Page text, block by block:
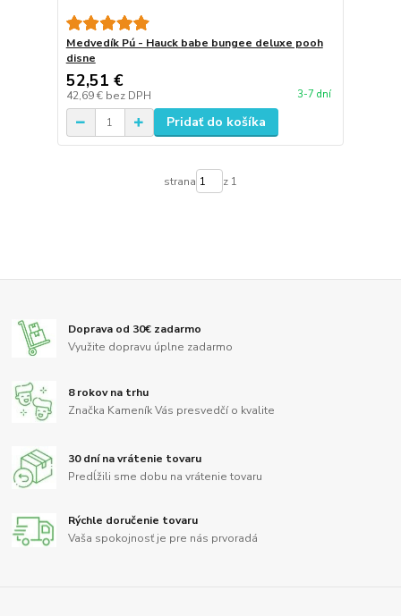
Medvedík Pú - Hauck babe bungee deluxe pooh
disne
52,51 €
42,69 € bez DPH 3-7 dní
Pridať do košíka
strana z 1
Doprava od 30€ zadarmo
Využite dopravu úplne zadarmo
8 rokov na trhu
Značka Kameník Vás presvedčí o kvalite
30 dní na vrátenie tovaru
Predĺžili sme dobu na vrátenie tovaru
Rýchle doručenie tovaru
Vaša spokojnosť je pre nás prvoradá